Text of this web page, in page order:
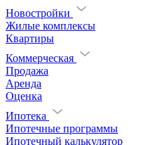
Новостройки
Жилые комплексы
Квартиры
Коммерческая
Продажа
Аренда
Оценка
Ипотека
Ипотечные программы
Ипотечный калькулятор